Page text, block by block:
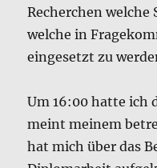
Recherchen welche
welche in
eingesetzt zu
Um 16:00 hatte ich
meint meinem
hat mich über das